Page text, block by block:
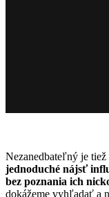
Nezanedbateľný je tiež
jednoduché nájsť
bez poznania ich
dokážeme vyhľadať a